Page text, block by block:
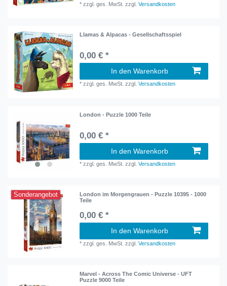
*zzgl. ges. MwSt. zzgl.Versandkosten
Llamas & Alpacas - Gesellschaftsspiel
0,00 € *
In den Warenkorb
*zzgl. ges. MwSt. zzgl.Versandkosten
London - Puzzle 1000 Teile
0,00 € *
In den Warenkorb
*zzgl. ges. MwSt. zzgl.Versandkosten
Sonderangebot
London im Morgengrauen - Puzzle 10395 - 1000
Teile
0,00 € *
In den Warenkorb
*zzgl. ges. MwSt. zzgl.Versandkosten
Marvel - Across The Comic Universe - UFT
Puzzle 9000 Teile